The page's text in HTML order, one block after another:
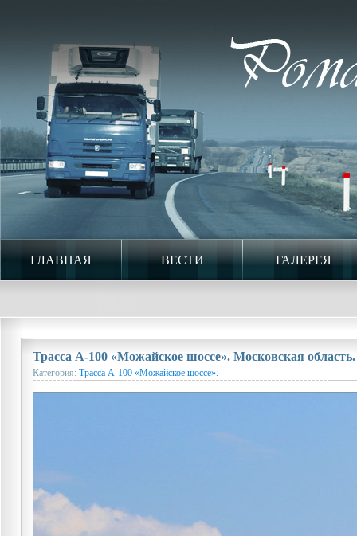
ГЛАВНАЯ ВЕСТИ ГАЛЕРЕЯ
Трасса А-100 «Можайское шоссе». Московская
Категория: Трасса А-100 «Можайское шоссе».